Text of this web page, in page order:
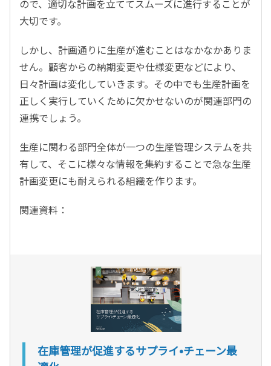
ので、適切な計画を立ててスムーズに進行することが
大切です。
しかし、計画通りに生産が進むことはなかなかありま
せん。顧客からの納期変更や仕様変更などにより、
日々計画は変化していきます。その中でも生産計画を
正しく実行していくために欠かせないのが関連部門の
連携でしょう。
生産に関わる部門全体が一つの生産管理システムを共
有して、そこに様々な情報を集約することで急な生産
計画変更にも耐えられる組織を作ります。
関連資料：
在庫管理が促進するサプライ•チェーン最